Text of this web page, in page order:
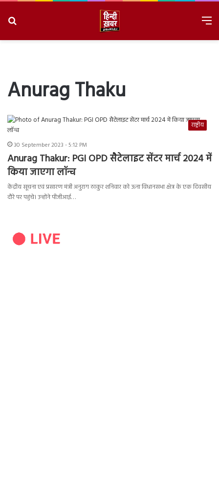
Anurag Thaku
राष्ट्रीय
30 September 2023 - 5:12 PM
Anurag Thakur: PGI OPD सैटेलाइट सेंटर मार्च 2024 में
किया जाएगा लॉन्च
केंद्रीय सूचना एवं प्रसारण मंत्री अनुराग ठाकुर शनिवार को ऊना विधानसभा क्षेत्र के एक दिवसीय
दौरे पर पहुंचे। उन्होंने पीजीआई…